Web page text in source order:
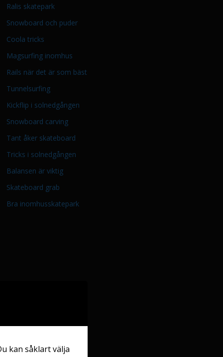
Ralis skatepark
Snowboard och puder
Coola tricks
Magsurfing inomhus
Rails när det är som bäst
Tunnelsurfing
Kickflip i solnedgången
Snowboard carving
Tant åker skateboard
Tricks i solnedgången
Balansen är viktig
Skateboard grab
Bra inomhusskatepark
kan såklart välja